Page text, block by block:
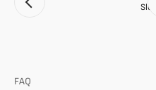
FAQ